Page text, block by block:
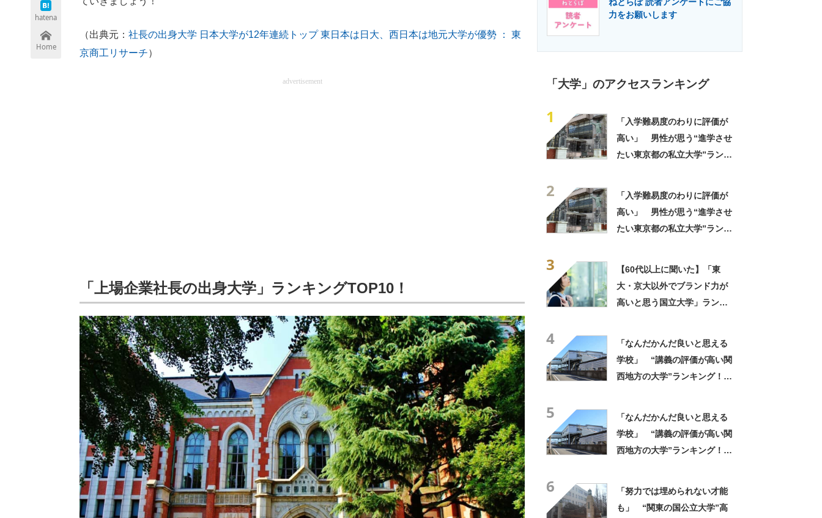
hatena
Home
（出典元： 社長の出身大学 日本大学が12年連続トップ 東日本は日大、西日本は地元大学が優勢 ： 東
京商工リサーチ）
advertisement
「上場企業社長の出身大学」ランキングTOP10！
力をお願いします
「大学」のアクセスランキング
1
「入学難易度のわりに評価が
高い」 男性が思う“進学させ
たい東京都の私立大学”ランキ
2
「入学難易度のわりに評価が
高い」 男性が思う“進学させ
たい東京都の私立大学”ランキ
3
【60代以上に聞いた】「東
大・京大以外でブランド力が
高いと思う国立大学」ランキ
4
「なんだかんだ良いと思える
学校」 “講義の評価が高い関
西地方の大学”ランキング！
5
「なんだかんだ良いと思える
学校」 “講義の評価が高い関
西地方の大学”ランキング！
6
「努力では埋められない才能
も」 “関東の国公立大学”高